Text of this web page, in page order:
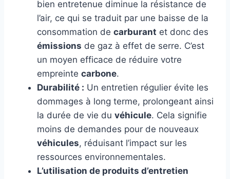
bien entretenue diminue la résistance de
l’air, ce qui se traduit par une baisse de la
consommation de carburant et donc des
émissions de gaz à effet de serre. C’est
un moyen efficace de réduire votre
empreinte carbone.
Durabilité : Un entretien régulier évite les
dommages à long terme, prolongeant ainsi
la durée de vie du véhicule. Cela signifie
moins de demandes pour de nouveaux
véhicules, réduisant l’impact sur les
ressources environnementales.
L’utilisation de produits d’entretien